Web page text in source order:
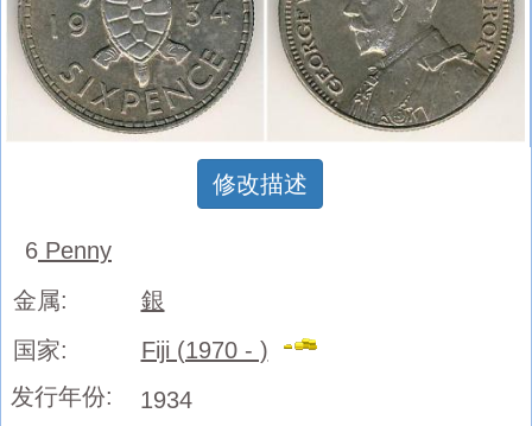
修改描述
6 Penny
金属:
銀
国家:
Fiji (1970 - )
发行年份:
1934